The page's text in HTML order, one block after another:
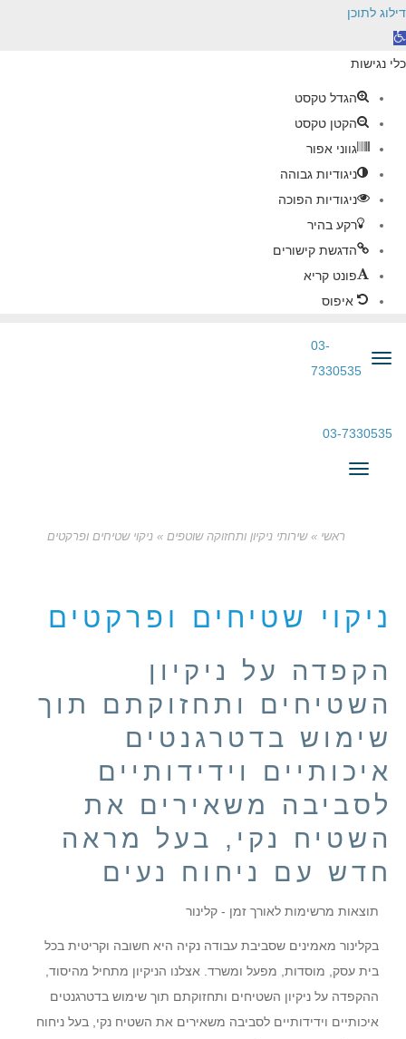
דילוג לתוכן
פתח
סרגל
כלי נגישות
הגדל טקסט
הקטן טקסט
גווני אפור
ניגודיות גבוהה
ניגודיות הפוכה
רקע בהיר
הדגשת קישורים
פונט קריא
איפוס
03-
7330535
03-7330535
תפריט
ראשי » שירותי ניקיון ותחזוקה שוטפים » ניקוי שטיחים ופרקטים
ניקוי שטיחים ופרקטים
הקפדה על ניקיון
השטיחים ותחזוקתם תוך
שימוש בדטרגנטים
איכותיים וידידותיים
לסביבה משאירים את
השטיח נקי, בעל מראה
חדש עם ניחוח נעים
תוצאות מרשימות לאורך זמן - קלינור
בקלינור מאמינים שסביבת עבודה נקיה היא חשובה וקריטית בכל
בית עסק, מוסדות, מפעל ומשרד. אצלנו הניקיון מתחיל מהיסוד,
ההקפדה על ניקיון השטיחים ותחזוקתם תוך שימוש בדטרגנטים
איכותיים וידידותיים לסביבה משאירים את השטיח נקי, בעל ניחוח